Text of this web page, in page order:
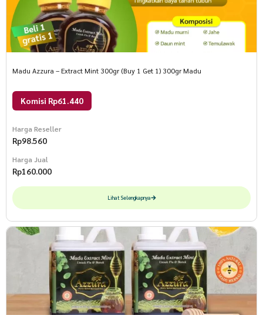
Madu Azzura – Extract Mint 300gr (Buy 1 Get 1) 300gr Madu
Komisi Rp61.440
Harga Reseller
Rp98.560
Harga Jual
Rp160.000
Lihat Selengkapnya